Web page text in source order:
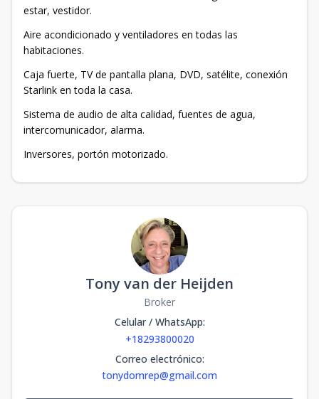
estar, vestidor.
Aire acondicionado y ventiladores en todas las
habitaciones.
Caja fuerte, TV de pantalla plana, DVD, satélite, conexión
Starlink en toda la casa.
Sistema de audio de alta calidad, fuentes de agua,
intercomunicador, alarma.
Inversores, portón motorizado.
Tony van der Heijden
Broker
Celular / WhatsApp:
+18293800020
Correo electrónico:
tonydomrep@gmail.com